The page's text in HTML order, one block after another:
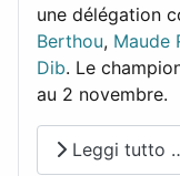
une délégation
Berthou, Maude
Dib. Le
au 2 novembre.
Leggi tutto